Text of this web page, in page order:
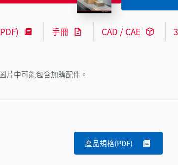
片中可能包含加購配件。
手冊 CAD / CAE
產品規格(PDF)